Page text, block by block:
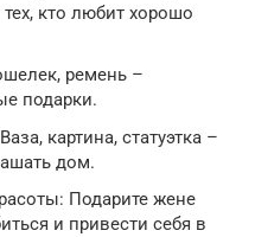
кто любит хорошо
ремень –
подарки.
картина, статуэтка –
дом.
Подарите жене
и привести себя в